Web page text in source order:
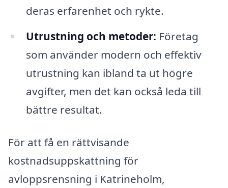
deras erfarenhet och rykte.
Utrustning och metoder: Företag
som använder modern och effektiv
utrustning kan ibland ta ut högre
avgifter, men det kan också leda till
bättre resultat.
För att få en rättvisande
kostnadsuppskattning för
avloppsrensning i Katrineholm,